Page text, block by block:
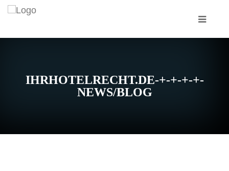
IHRHOTELRECHT.DE-+-+-+-+-
NEWS/BLOG